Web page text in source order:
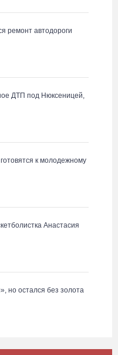
ремонт автодороги
ДТП под Нюксеницей,
к молодежному
Анастасия
но остался без золота